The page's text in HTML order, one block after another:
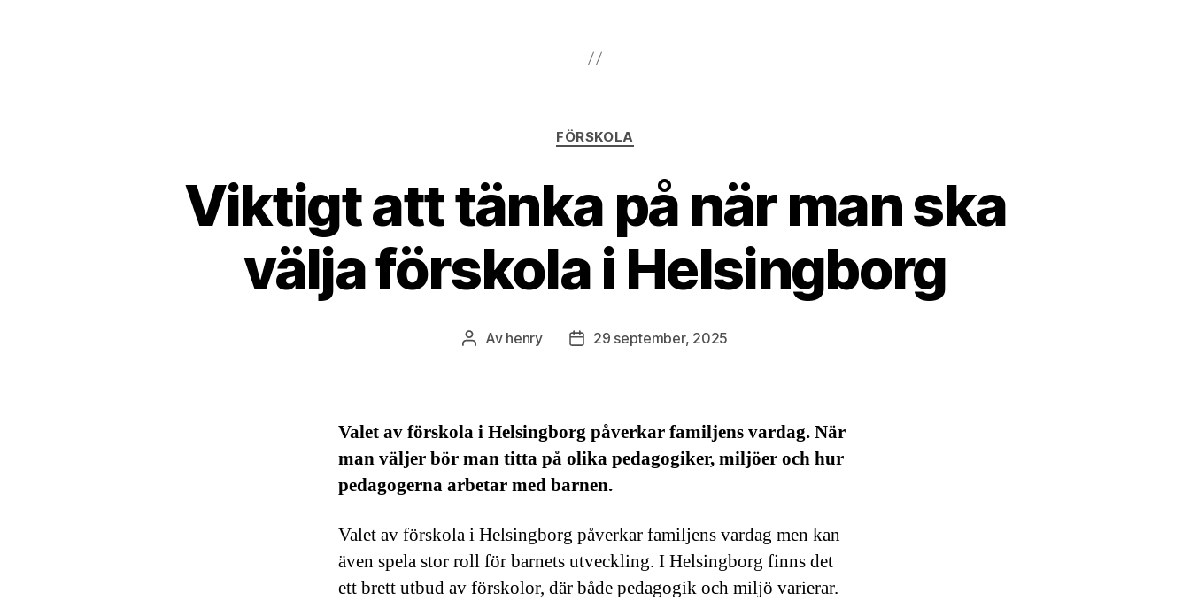
Kategorier
FÖRSKOLA
Viktigt att tänka på när man ska
välja förskola i Helsingborg
Inläggsförfattare
Av henry Inläggsdatum
29 september, 2025
Valet av förskola i Helsingborg påverkar familjens vardag. När
man väljer bör man titta på olika pedagogiker, miljöer och hur
pedagogerna arbetar med barnen.
Valet av förskola i Helsingborg påverkar familjens vardag men kan
även spela stor roll för barnets utveckling. I Helsingborg finns det
ett brett utbud av förskolor, där både pedagogik och miljö varierar.